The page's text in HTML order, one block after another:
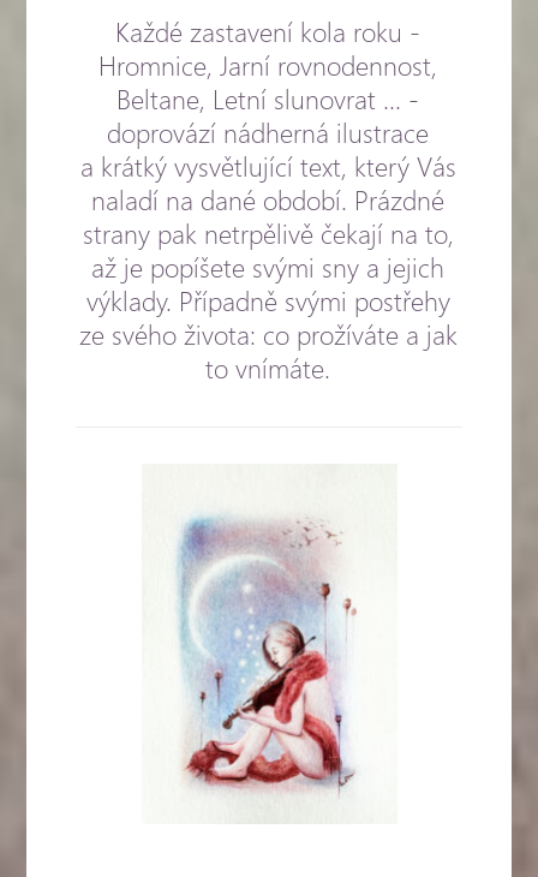
Každé zastavení kola roku -
Hromnice, Jarní rovnodennost,
Beltane, Letní slunovrat ... -
doprovází nádherná ilustrace
a krátký vysvětlující text, který Vás
naladí na dané období. Prázdné
strany pak netrpělivě čekají na to,
až je popíšete svými sny a jejich
výklady. Případně svými postřehy
ze svého života: co prožíváte a jak
to vnímáte.